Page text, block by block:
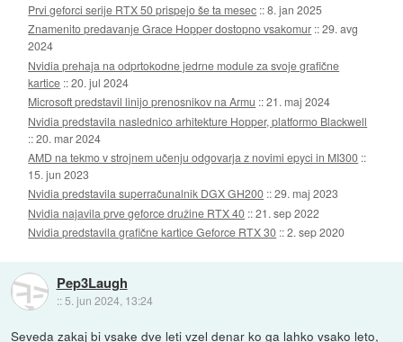
Prvi geforci serije RTX 50 prispejo še ta mesec ::8. jan 2025
Znamenito predavanje Grace Hopper dostopno vsakomur ::29. avg
2024
Nvidia prehaja na odprtokodne jedrne module za svoje grafične
kartice ::20. jul 2024
Microsoft predstavil linijo prenosnikov na Armu ::21. maj 2024
Nvidia predstavila naslednico arhitekture Hopper, platformo Blackwell
::20. mar 2024
AMD na tekmo v strojnem učenju odgovarja z novimi epyci in MI300 ::
15. jun 2023
Nvidia predstavila superračunalnik DGX GH200 ::29. maj 2023
Nvidia najavila prve geforce družine RTX 40 ::21. sep 2022
Nvidia predstavila grafične kartice Geforce RTX 30 ::2. sep 2020
Pep3Laugh
:: 5. jun 2024, 13:24
Seveda zakaj bi vsake dve leti vzel denar ko ga lahko vsako leto,